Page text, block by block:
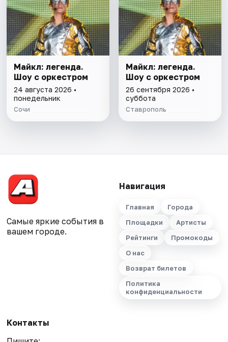
Майкл: легенда.
Шоу с оркестром
24 августа 2026 •
понедельник
Сочи
Майкл: легенда.
Шоу с оркестром
26 сентября 2026 •
суббота
Ставрополь
Самые яркие события в
вашем городе.
Навигация
Главная
Города
Площадки
Артисты
Рейтинги
Промокоды
О нас
Возврат билетов
Политика
конфиденциальности
Контакты